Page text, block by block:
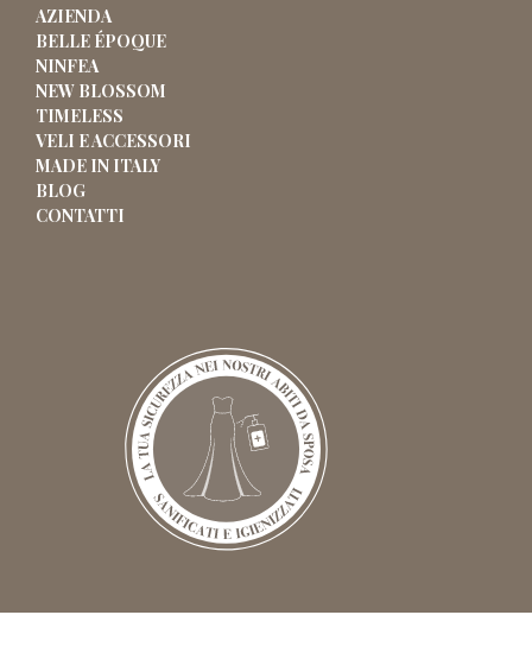
AZIENDA
BELLE ÉPOQUE
NINFEA
NEW BLOSSOM
TIMELESS
VELI E ACCESSORI
MADE IN ITALY
BLOG
CONTATTI